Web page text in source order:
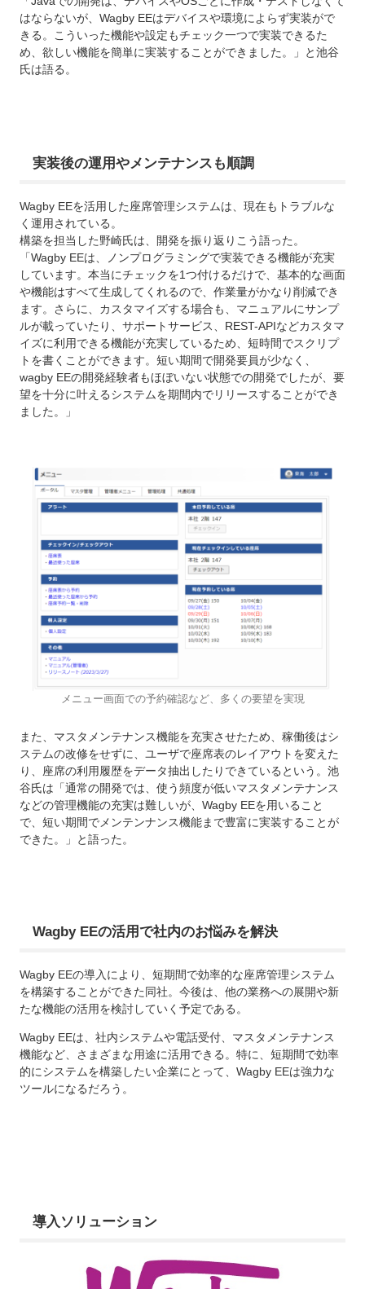
はならないが、Wagby EEはデバイスや環境によらず実装がで
きる。こういった機能や設定もチェック一つで実装できるた
め、欲しい機能を簡単に実装することができました。」と池谷
氏は語る。
実装後の運用やメンテナンスも順調
Wagby EEを活用した座席管理システムは、現在もトラブルな
く運用されている。
構築を担当した野崎氏は、開発を振り返りこう語った。
「Wagby EEは、ノンプログラミングで実装できる機能が充実
しています。本当にチェックを1つ付けるだけで、基本的な画面
や機能はすべて生成してくれるので、作業量がかなり削減でき
ます。さらに、カスタマイズする場合も、マニュアルにサンプ
ルが載っていたり、サポートサービス、REST-APIなどカスタマ
イズに利用できる機能が充実しているため、短時間でスクリプ
トを書くことができます。短い期間で開発要員が少なく、
wagby EEの開発経験者もほぼいない状態での開発でしたが、要
望を十分に叶えるシステムを期間内でリリースすることができ
ました。」
メニュー画面での予約確認など、多くの要望を実現
また、マスタメンテナンス機能を充実させたため、稼働後はシ
ステムの改修をせずに、ユーザで座席表のレイアウトを変えた
り、座席の利用履歴をデータ抽出したりできているという。池
谷氏は「通常の開発では、使う頻度が低いマスタメンテナンス
などの管理機能の充実は難しいが、Wagby EEを用いること
で、短い期間でメンテンナンス機能まで豊富に実装することが
できた。」と語った。
Wagby EEの活用で社内のお悩みを解決
Wagby EEの導入により、短期間で効率的な座席管理システム
を構築することができた同社。今後は、他の業務への展開や新
たな機能の活用を検討していく予定である。
Wagby EEは、社内システムや電話受付、マスタメンテナンス
機能など、さまざまな用途に活用できる。特に、短期間で効率
的にシステムを構築したい企業にとって、Wagby EEは強力な
ツールになるだろう。
導入ソリューション